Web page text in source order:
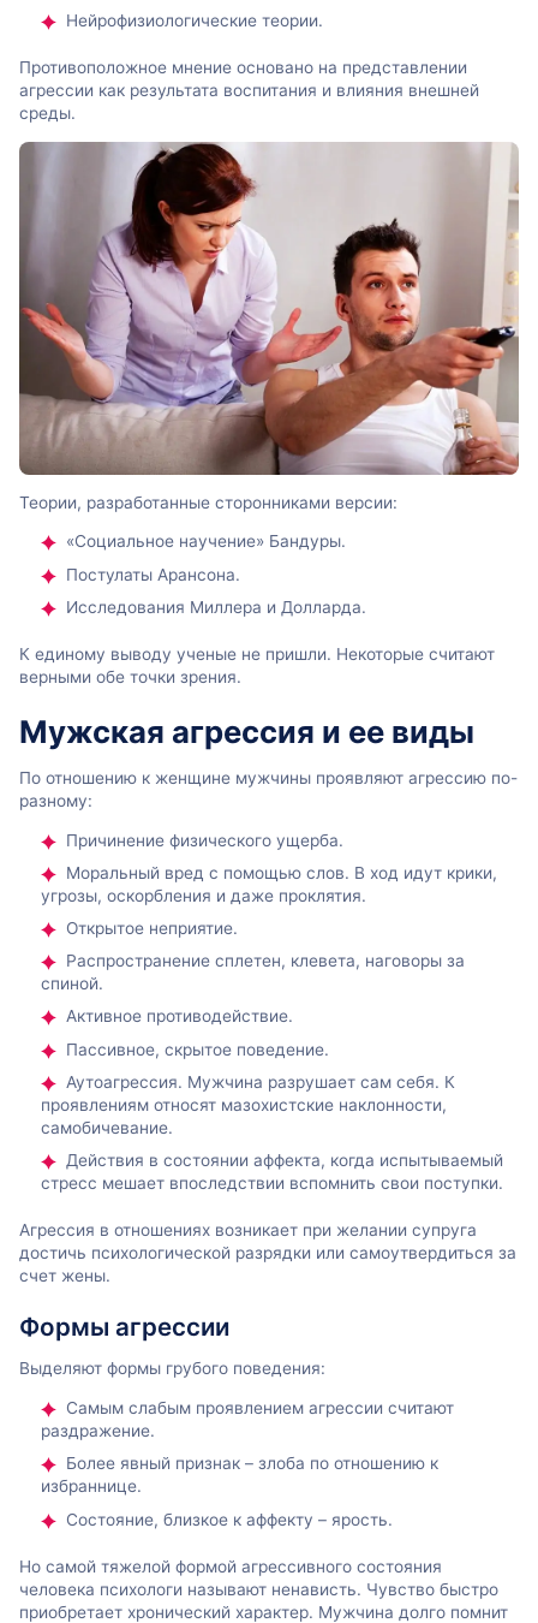
Нейрофизиологические теории.
Противоположное мнение основано на представлении
агрессии как результата воспитания и влияния внешней
среды.
Теории, разработанные сторонниками версии:
«Социальное научение» Бандуры.
Постулаты Арансона.
Исследования Миллера и Долларда.
К единому выводу ученые не пришли. Некоторые считают
верными обе точки зрения.
Мужская агрессия и ее виды
По отношению к женщине мужчины проявляют агрессию по-
разному:
Причинение физического ущерба.
Моральный вред с помощью слов. В ход идут крики,
угрозы, оскорбления и даже проклятия.
Открытое неприятие.
Распространение сплетен, клевета, наговоры за
спиной.
Активное противодействие.
Пассивное, скрытое поведение.
Аутоагрессия. Мужчина разрушает сам себя. К
проявлениям относят мазохистские наклонности,
самобичевание.
Действия в состоянии аффекта, когда испытываемый
стресс мешает впоследствии вспомнить свои поступки.
Агрессия в отношениях возникает при желании супруга
достичь психологической разрядки или самоутвердиться за
счет жены.
Формы агрессии
Выделяют формы грубого поведения:
Самым слабым проявлением агрессии считают
раздражение.
Более явный признак – злоба по отношению к
избраннице.
Состояние, близкое к аффекту – ярость.
Но самой тяжелой формой агрессивного состояния
человека психологи называют ненависть. Чувство быстро
приобретает хронический характер. Мужчина долго помнит